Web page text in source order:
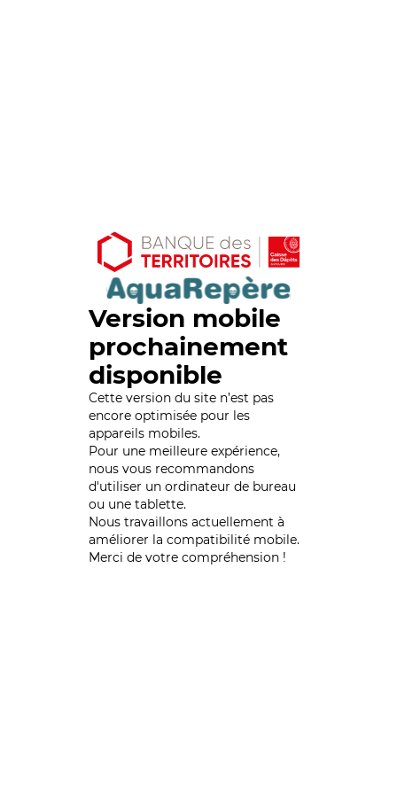
Version mobile
prochainement
disponible
Cette version du site n’est pas
encore optimisée pour les
appareils mobiles.
Pour une meilleure expérience,
nous vous recommandons
d'utiliser un ordinateur de bureau
ou une tablette.
Nous travaillons actuellement à
améliorer la compatibilité mobile.
Merci de votre compréhension !